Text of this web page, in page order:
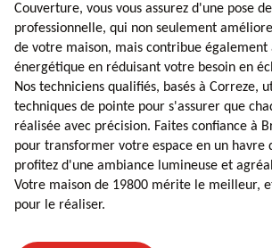
Couverture, vous vous assurez d'une pose
professionnelle, qui non seulement
de votre maison, mais contribue
énergétique en réduisant votre besoin en
Nos techniciens qualifiés, basés à Correze,
techniques de pointe pour s'assurer que
réalisée avec précision. Faites confiance à
pour transformer votre espace en un havre
profitez d'une ambiance lumineuse et
Votre maison de 19800 mérite le meilleur,
pour le réaliser.